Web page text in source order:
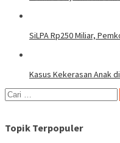
SiLPA Rp250 Miliar,
Kasus Kekerasan Anak
Cari
untuk:
Topik Terpopuler